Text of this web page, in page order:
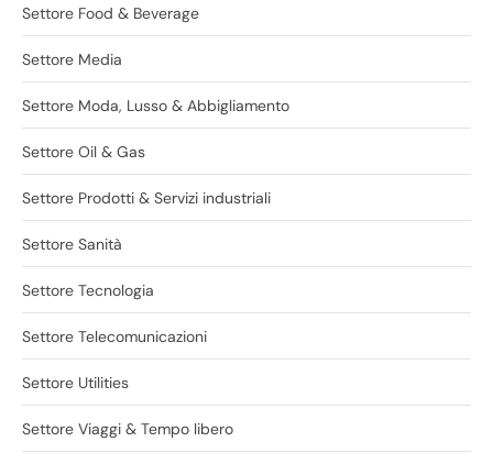
Settore Food & Beverage
Settore Media
Settore Moda, Lusso & Abbigliamento
Settore Oil & Gas
Settore Prodotti & Servizi industriali
Settore Sanità
Settore Tecnologia
Settore Telecomunicazioni
Settore Utilities
Settore Viaggi & Tempo libero